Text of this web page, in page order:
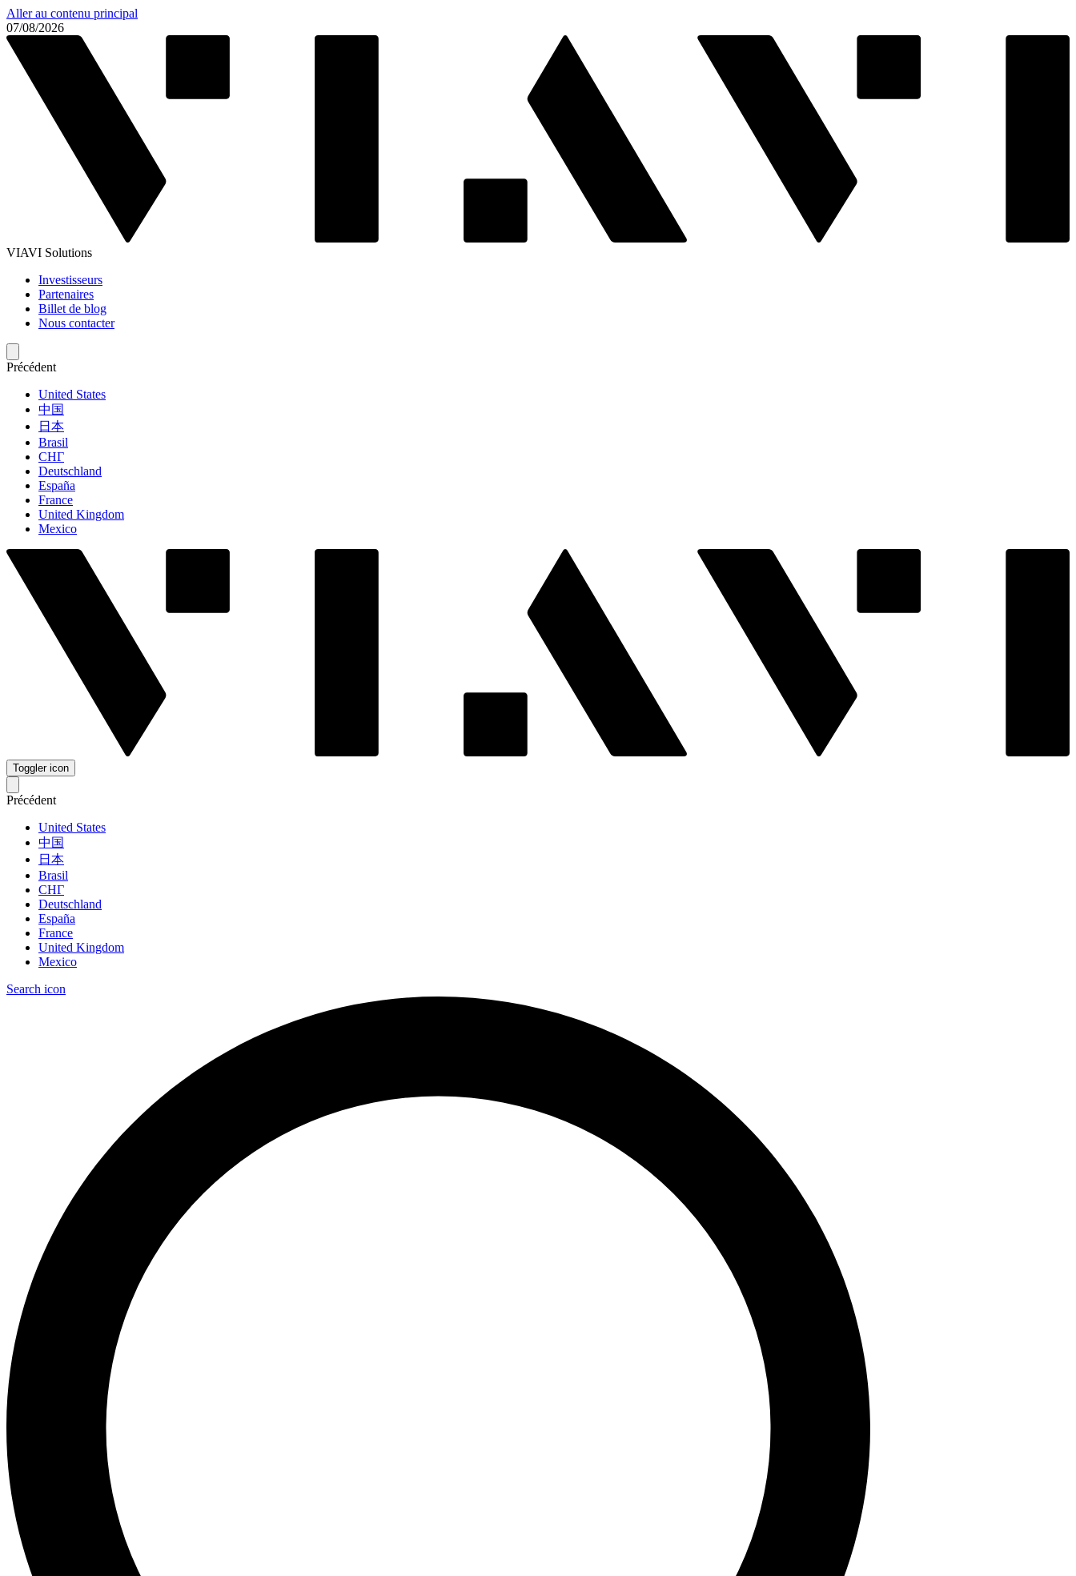
Aller au contenu principal
07/08/2026
VIAVI Solutions
Investisseurs
Partenaires
Billet de blog
Nous contacter
Précédent
United States
中国
日本
Brasil
СНГ
Deutschland
España
France
United Kingdom
Mexico
Toggler icon
Précédent
United States
中国
日本
Brasil
СНГ
Deutschland
España
France
United Kingdom
Mexico
Search icon